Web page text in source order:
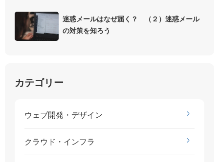
迷惑メールはなぜ届く？ （２）迷惑メール
の対策を知ろう
カテゴリー
ウェブ開発・デザイン
クラウド・インフラ